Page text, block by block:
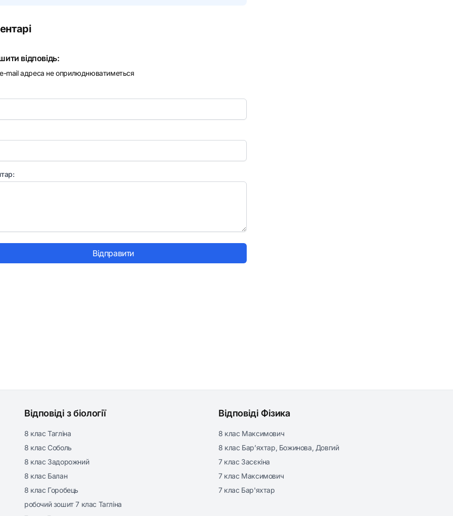
відповідь:
mail адреса не оприлюднюватиметься
Відправити
Відповіді з біології
8 клас Тагліна
8 клас Соболь
8 клас Задорожний
8 клас Балан
8 клас Горобець
робочий зошит 7 клас Тагліна
Відповіді Фізика
8 клас Максимович
8 клас Бар’яхтар, Божинова, Довгий
7 клас Засєкіна
7 клас Максимович
7 клас Бар'яхтар